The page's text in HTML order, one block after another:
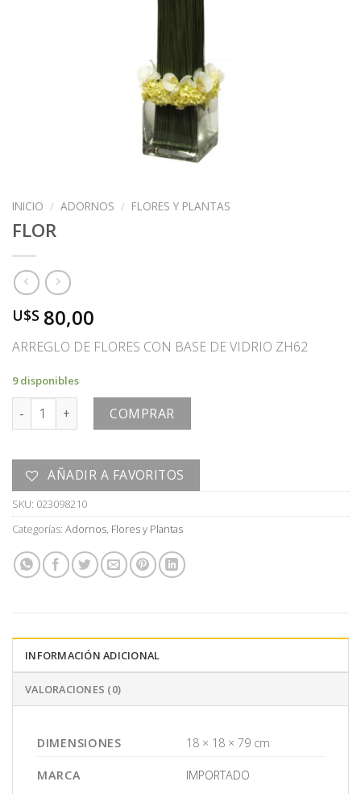
INICIO / ADORNOS / FLORES Y PLANTAS
FLOR
U$S 80,00
ARREGLO DE FLORES CON BASE DE VIDRIO ZH62
9 disponibles
FLOR cantidad COMPRAR
AÑADIR A FAVORITOS
SKU: 023098210
Categorías: Adornos, Flores y Plantas
INFORMACIÓN ADICIONAL
VALORACIONES (0)
DIMENSIONES 18 × 18 × 79 cm
MARCA IMPORTADO